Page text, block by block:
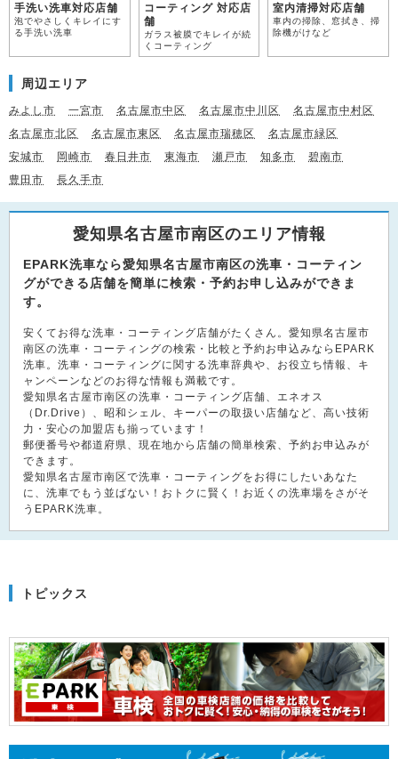
手洗い洗車対応店舗
泡でやさしくキレイにす
る手洗い洗車
コーティング 対応店
舗
ガラス被膜でキレイが続
くコーティング
室内清掃対応店舗
車内の掃除、窓拭き、掃
除機がけなど
周辺エリア
みよし市 一宮市 名古屋市中区 名古屋市中川区
名古屋市中村区
名古屋市北区
名古屋市東区 名古屋市瑞穂区
名古屋市緑区
安城市
岡崎市 春日井市 東海市 瀬戸市 知多市
碧南市
豊田市
長久手市
愛知県名古屋市南区のエリア情報
EPARK洗車なら愛知県名古屋市南区の洗車・コーティン
グができる店舗を簡単に検索・予約お申し込みができま
す。
安くてお得な洗車・コーティング店舗がたくさん。愛知県名古屋市
南区の洗車・コーティングの検索・比較と予約お申込みならEPARK
洗車。洗車・コーティングに関する洗車辞典や、お役立ち情報、キ
ャンペーンなどのお得な情報も満載です。
愛知県名古屋市南区の洗車・コーティング店舗、エネオス
（Dr.Drive）、昭和シェル、キーパーの取扱い店舗など、高い技術
力・安心の加盟店も揃っています！
郵便番号や都道府県、現在地から店舗の簡単検索、予約お申込みが
できます。
愛知県名古屋市南区で洗車・コーティングをお得にしたいあなた
に、洗車でもう並ばない！おトクに賢く！お近くの洗車場をさがそ
うEPARK洗車。
トピックス